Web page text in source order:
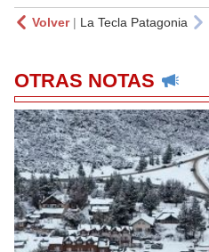
Volver| La Tecla Patagonia
OTRAS NOTAS